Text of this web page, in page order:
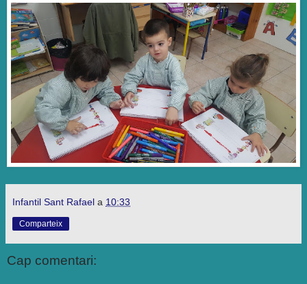
Infantil Sant Rafael a 10:33
Comparteix
Cap comentari: